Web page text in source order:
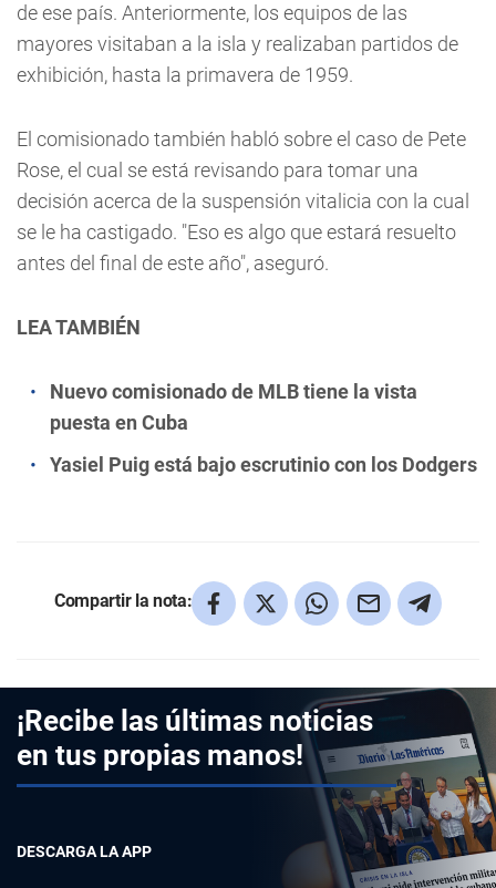
de ese país. Anteriormente, los equipos de las
mayores visitaban a la isla y realizaban partidos de
exhibición, hasta la primavera de 1959.
El comisionado también habló sobre el caso de Pete
Rose, el cual se está revisando para tomar una
decisión acerca de la suspensión vitalicia con la cual
se le ha castigado. "Eso es algo que estará resuelto
antes del final de este año", aseguró.
LEA TAMBIÉN
Nuevo comisionado de MLB tiene la vista
puesta en Cuba
Yasiel Puig está bajo escrutinio con los Dodgers
Compartir la nota:
¡Recibe las últimas noticias
en tus propias manos!
DESCARGA LA APP